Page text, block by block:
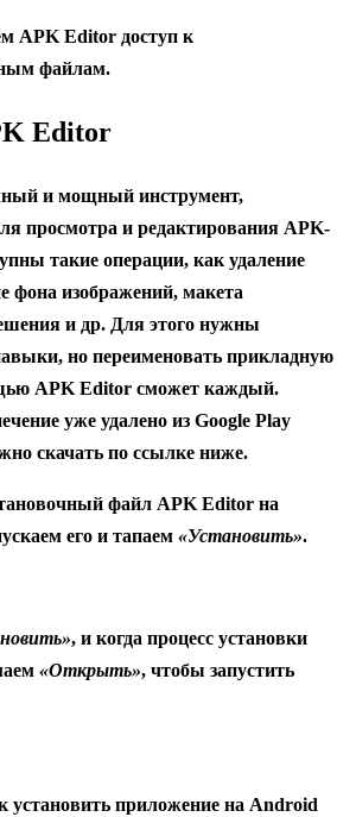
APK Editor доступ к
файлам.
Editor
и мощный инструмент,
просмотра и редактирования APK-
такие операции, как удаление
фона изображений, макета
и др. Для этого нужны
но переименовать прикладную
APK Editor сможет каждый.
уже удалено из Google Play
скачать по ссылке ниже.
файл APK Editor на
его и тапаем «Установить».
, и когда процесс установки
«Открыть», чтобы запустить
установить приложение на Android